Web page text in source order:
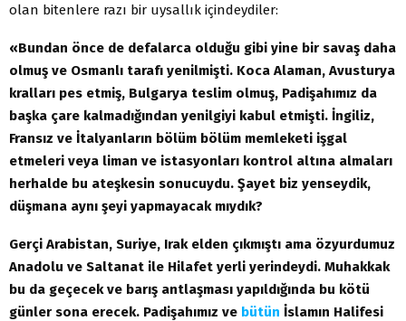
olan bitenlere razı bir uysallık içindeydiler:
«Bundan önce de defalarca olduğu gibi yine bir savaş daha
olmuş ve Osmanlı tarafı yenilmişti. Koca Alaman, Avusturya
kralları pes etmiş, Bulgarya teslim olmuş, Padişahımız da
başka çare kalmadığından yenilgiyi kabul etmişti. İngiliz,
Fransız ve İtalyanların bölüm bölüm memleketi işgal
etmeleri veya liman ve istasyonları kontrol altına almaları
herhalde bu ateşkesin sonucuydu. Şayet biz yenseydik,
düşmana aynı şeyi yapmayacak mıydık?
Gerçi Arabistan, Suriye, Irak elden çıkmıştı ama özyurdumuz
Anadolu ve Saltanat ile Hilafet yerli yerindeydi. Muhakkak
bu da geçecek ve barış antlaşması yapıldığında bu kötü
günler sona erecek. Padişahımız ve bütün İslamın Halifesi